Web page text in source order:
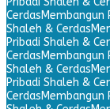
CerdasMembangun
Shaleh & Cerdas
Pribadi Shaleh &
CerdasMembangun
Shaleh & Cerdas
Pribadi Shaleh &
CerdasMembangun